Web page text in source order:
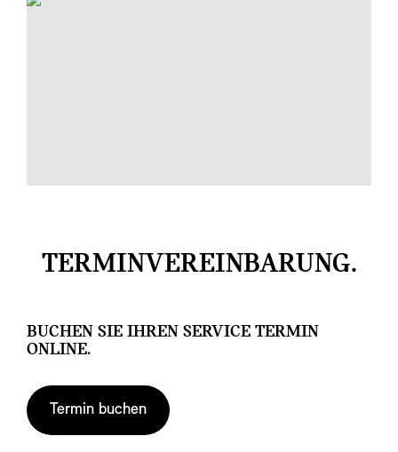
TERMINVEREINBARUNG.
BUCHEN SIE IHREN SERVICE TERMIN
ONLINE.
Termin buchen